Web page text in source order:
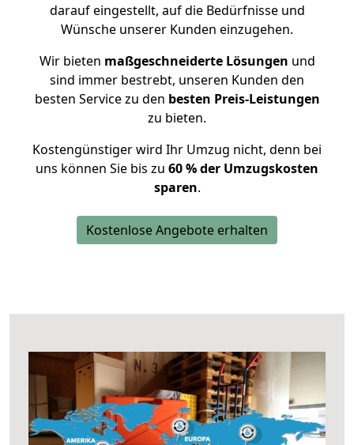
darauf eingestellt, auf die Bedürfnisse und
Wünsche unserer Kunden einzugehen.
Wir bieten maßgeschneiderte Lösungen und
sind immer bestrebt, unseren Kunden den
besten Service zu den besten Preis-Leistungen
zu bieten.
Kostengünstiger wird Ihr Umzug nicht, denn bei
uns können Sie bis zu 60 % der Umzugskosten
sparen.
Kostenlose Angebote erhalten